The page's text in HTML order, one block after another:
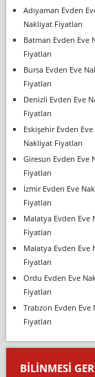
Adıyaman Evden
Nakliyat Fiyatları
Batman Evden Eve
Fiyatları
Bursa Evden Eve
Fiyatları
Denizli Evden Eve
Fiyatları
Eskişehir Evden Eve
Nakliyat Fiyatları
Giresun Evden Eve
Fiyatları
İzmir Evden Eve
Fiyatları
Malatya Evden Eve
Fiyatları
Malatya Evden Eve
Fiyatları
Ordu Evden Eve
Fiyatları
Trabzon Evden Eve
Fiyatları
BILINMESI